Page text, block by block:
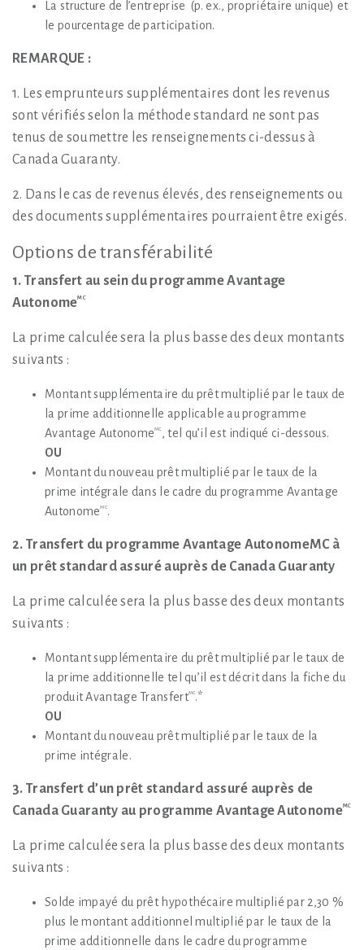
La structure de l’entreprise (p. ex., propriétaire unique) et
le pourcentage de participation.
REMARQUE :
1. Les emprunteurs supplémentaires dont les revenus
sont vérifiés selon la méthode standard ne sont pas
tenus de soumettre les renseignements ci-dessus à
Canada Guaranty.
2. Dans le cas de revenus élevés, des renseignements ou
des documents supplémentaires pourraient être exigés.
Options de transférabilité
1. Transfert au sein du programme Avantage
AutonomeMC
La prime calculée sera la plus basse des deux montants
suivants :
Montant supplémentaire du prêt multiplié par le taux de
la prime additionnelle applicable au programme
Avantage AutonomeMC , tel qu’il est indiqué ci-dessous.
OU
Montant du nouveau prêt multiplié par le taux de la
prime intégrale dans le cadre du programme Avantage
AutonomeMC.
2. Transfert du programme Avantage AutonomeMC à
un prêt standard assuré auprès de Canada Guaranty
La prime calculée sera la plus basse des deux montants
suivants :
Montant supplémentaire du prêt multiplié par le taux de
la prime additionnelle tel qu’il est décrit dans la fiche du
produit Avantage TransfertMC.*
OU
Montant du nouveau prêt multiplié par le taux de la
prime intégrale.
3. Transfert d’un prêt standard assuré auprès de
Canada Guaranty au programme Avantage AutonomeMC
La prime calculée sera la plus basse des deux montants
suivants :
Solde impayé du prêt hypothécaire multiplié par 2,30 %
plus le montant additionnel multiplié par le taux de la
prime additionnelle dans le cadre du programme